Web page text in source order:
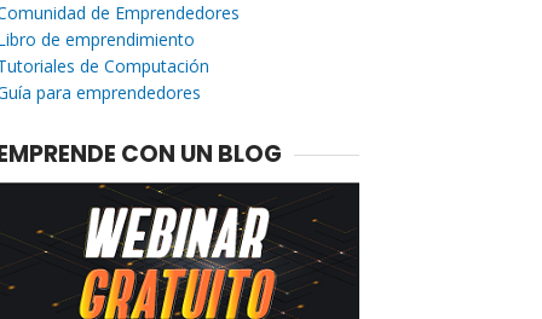
de Emprendedores
de emprendimiento
de Computación
para emprendedores
CON UN BLOG